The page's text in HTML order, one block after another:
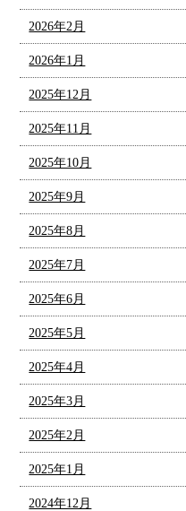
2026年2月
2026年1月
2025年12月
2025年11月
2025年10月
2025年9月
2025年8月
2025年7月
2025年6月
2025年5月
2025年4月
2025年3月
2025年2月
2025年1月
2024年12月